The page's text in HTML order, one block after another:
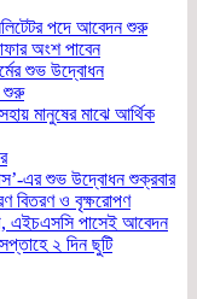
পদে আবেদন শুরু
অংশ পাবেন
শুভ উদ্বোধন
শুরু
মানুষের মাঝে আর্থিক
এর শুভ উদ্বোধন শুক্রবার
বিতরণ ও বৃক্ষরোপণ
এইচএসসি পাসেই আবেদন
২ দিন ছুটি